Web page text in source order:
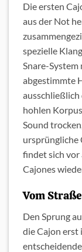
Die ersten
aus der Not
spezielle
Snare-
abgestimmte
ausschließlich
hohlen
Sound
ursprüngliche
findet sich
Cajones
Vom
Den Sprung
die Cajon erst